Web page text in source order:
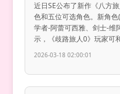
近日SE公布了新作《八方
色和五位可选角色。新角色
学者-阿蕾可西雅、剑士-维
示，《歧路旅人0》玩家可
2026-03-18 02:00:01